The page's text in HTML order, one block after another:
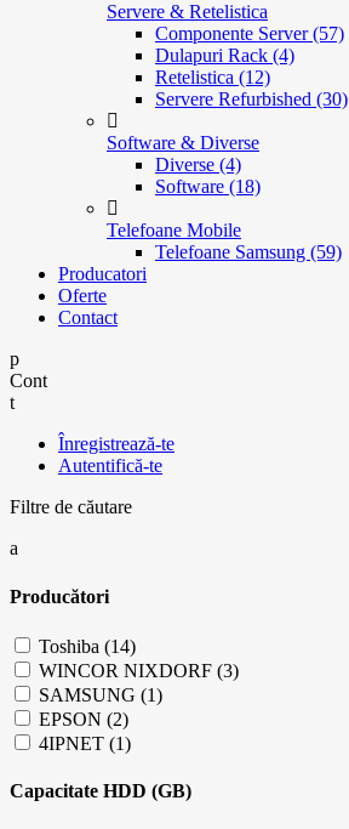
Servere & Retelistica
Componente Server (57)
Dulapuri Rack (4)
Retelistica (12)
Servere Refurbished (30)
Software & Diverse
Diverse (4)
Software (18)
Telefoane Mobile
Telefoane Samsung (59)
Producatori
Oferte
Contact
Cont
Înregistrează-te
Autentifică-te
Filtre de căutare
Producători
Toshiba (14)
WINCOR NIXDORF (3)
SAMSUNG (1)
EPSON (2)
4IPNET (1)
Capacitate HDD (GB)